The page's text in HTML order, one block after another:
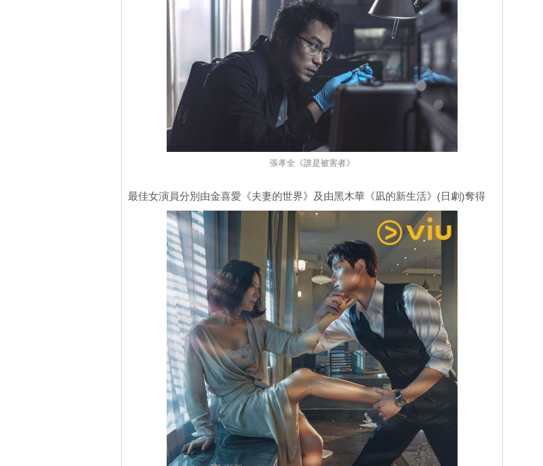
張孝全《誰是被害者》
最佳女演員分別由金喜愛《夫妻的世界》及由黑木華《凪的新生活》(日劇)奪得